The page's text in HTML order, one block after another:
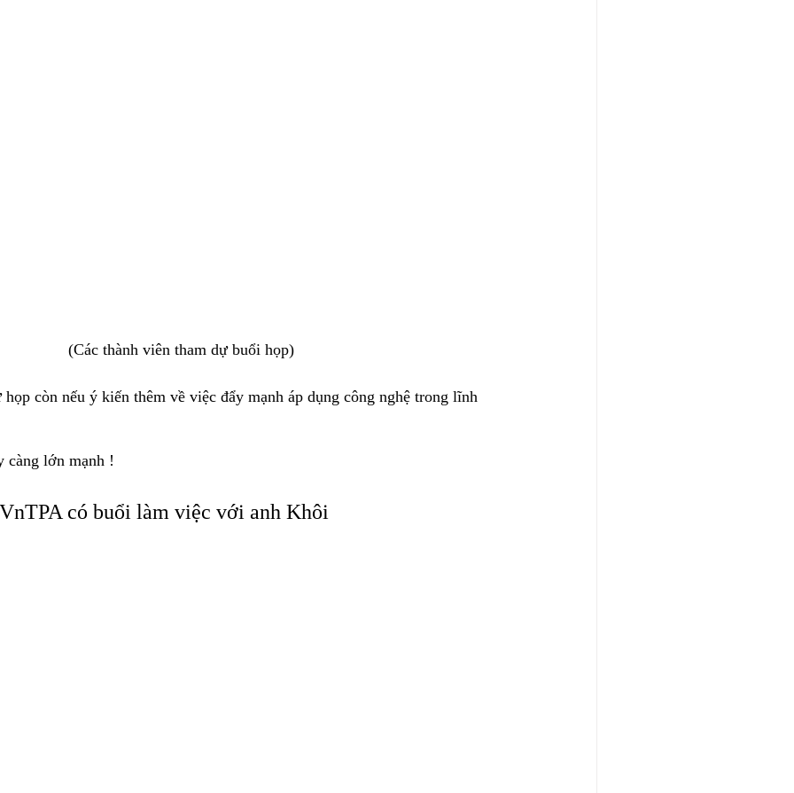
(Các thành viên tham dự buổi họp)
còn nếu ý kiến thêm về việc đẩy mạnh áp dụng công nghệ trong lĩnh
càng lớn mạnh !
có buổi làm việc với anh Khôi